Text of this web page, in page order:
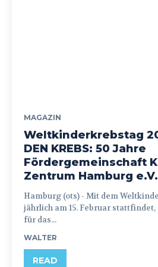
MAGAZIN
Weltkinderkrebstag
DEN KREBS: 50 Jahre
Fördergemeinschaft
Zentrum Hamburg e.V.
Hamburg (ots) - Mit dem Weltkinderkrebstag, der
jährlich am 15. Februar
für das...
WALTER
READ